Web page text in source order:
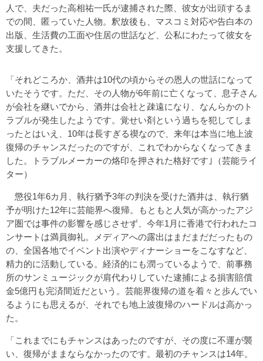
人で、夫だった高相祐一氏が逮捕された際、彼女が出頭するま
での間、匿っていた人物。釈放後も、マスコミ対応や告白本の
出版、生活費の工面や住居の世話など、公私にわたって彼女を
支援してきた。
「それどころか、酒井は10代の頃からその恩人の世話になって
いたそうです。ただ、その人物が6年前に亡くなって、息子さん
が会社を継いでから、酒井は会社と疎遠になり、なんらかのト
ラブルが発生したようです。覚せい剤という過ちを犯してしま
ったとはいえ、10年は長すぎる禊なので、来年は本当に地上波
復帰のチャンスだったのですが、これでわからなくなってきま
した。トラブルメーカーの烙印を押された格好です｣（芸能ライ
ター）
懲役1年6カ月、執行猶予3年の判決を受けた酒井は、執行猶
予が明けた12年に芸能界へ復帰。もともと人気が高かったアジ
ア圏では事件の影響を感じさせず、今年1月に香港で行われたコ
ンサートは満員御礼。メディアへの露出はまだまだだったもの
の、全国各地でイベント出演やディナーショーをこなすなど、
精力的に活動している。経済的にも潤っているようで、前事務
所のサンミュージックが肩代わりしていた逮捕による損害賠償
金5億円も完済間近だという。芸能界復帰の道を着々と歩んでい
るようにも思えるが、それでも地上波復帰のハードルは高かっ
た。
「これまでにもチャンスはあったのですが、その度に不運が襲
い、復帰がままならなかったのです。最初のチャンスは14年。